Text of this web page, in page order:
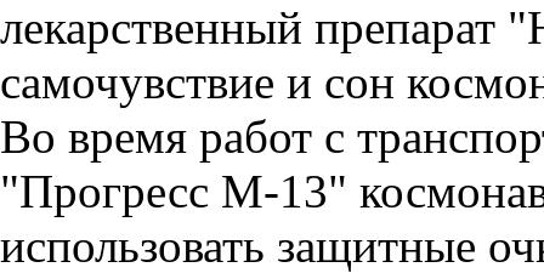
лекарственный препарат
самочувствие и сон
Во время работ с
"Прогресс М-13"
использовать защитные